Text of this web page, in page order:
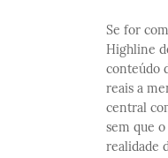
Se for
Highline
conteúdo
reais a
central
sem que
realidade